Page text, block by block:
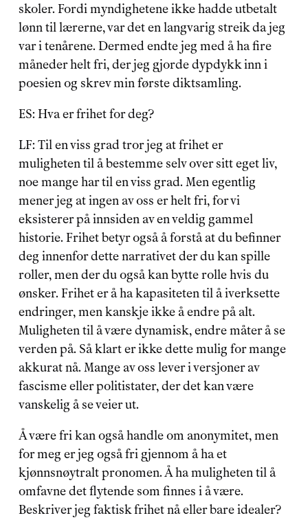
skoler. Fordi myndighetene ikke hadde utbetalt
lønn til lærerne, var det en langvarig streik da jeg
var i tenårene. Dermed endte jeg med å ha fire
måneder helt fri, der jeg gjorde dypdykk inn i
poesien og skrev min første diktsamling.
ES: Hva er frihet for deg?
LF: Til en viss grad tror jeg at frihet er
muligheten til å bestemme selv over sitt eget liv,
noe mange har til en viss grad. Men egentlig
mener jeg at ingen av oss er helt fri, for vi
eksisterer på innsiden av en veldig gammel
historie. Frihet betyr også å forstå at du befinner
deg innenfor dette narrativet der du kan spille
roller, men der du også kan bytte rolle hvis du
ønsker. Frihet er å ha kapasiteten til å iverksette
endringer, men kanskje ikke å endre på alt.
Muligheten til å være dynamisk, endre måter å se
verden på. Så klart er ikke dette mulig for mange
akkurat nå. Mange av oss lever i versjoner av
fascisme eller politistater, der det kan være
vanskelig å se veier ut.
Å være fri kan også handle om anonymitet, men
for meg er jeg også fri gjennom å ha et
kjønnsnøytralt pronomen. Å ha muligheten til å
omfavne det flytende som finnes i å være.
Beskriver jeg faktisk frihet nå eller bare idealer?